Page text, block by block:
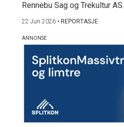
Rennebu Sag og Trekultur AS.
22 Jun 2026 • REPORTASJE